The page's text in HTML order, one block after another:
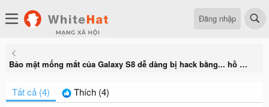
Đăng nhập
Bảo mật mống mắt của Galaxy S8 dễ dàng bị hack bằng... hồ dán giấy
Tất cả (4) Thích (4)